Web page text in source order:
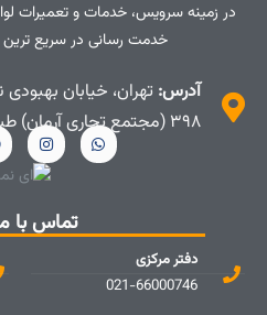
در زمینه سرویس، خدمات و تعمیرات
خدمت رسانی در سریع
آدرس: تهران، خیابان
۳۹۸ (مجتمع تجاری آرمان) طبقه منفی یک واحد ۵
تماس با
دفتر مرکزی
021-66000746